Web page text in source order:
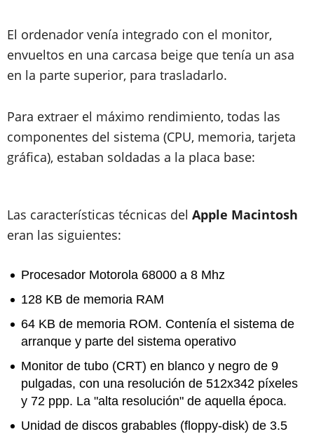
El ordenador venía integrado con el monitor,
envueltos en una carcasa beige que tenía un asa
en la parte superior, para trasladarlo.
Para extraer el máximo rendimiento, todas las
componentes del sistema (CPU, memoria, tarjeta
gráfica), estaban soldadas a la placa base:
Las características técnicas del Apple Macintosh
eran las siguientes:
Procesador Motorola 68000 a 8 Mhz
128 KB de memoria RAM
64 KB de memoria ROM. Contenía el sistema de
arranque y parte del sistema operativo
Monitor de tubo (CRT) en blanco y negro de 9
pulgadas, con una resolución de 512x342 píxeles
y 72 ppp. La "alta resolución" de aquella época.
Unidad de discos grabables (floppy-disk) de 3.5